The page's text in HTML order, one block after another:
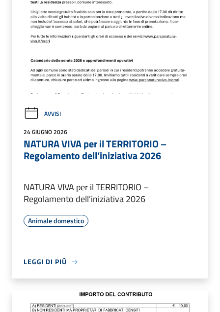
AVVISI
24 GIUGNO 2026
NATURA VIVA per il TERRITORIO –
Regolamento dell’iniziativa 2026
NATURA VIVA per il TERRITORIO –
Regolamento dell’iniziativa 2026
Animale domestico
LEGGI DI PIÙ